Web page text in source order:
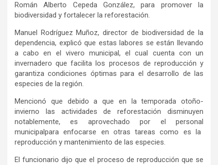
Román Alberto Cepeda González,para promover la
biodiversidad y fortalecer la reforestación.
Manuel Rodríguez Muñoz, director de biodiversidad de la
dependencia, explicó que estas labores se están llevando
a cabo en el vivero municipal, el cual cuenta con un
invernadero que facilita los procesos de reproducción y
garantiza condiciones óptimas para el desarrollo de las
especies de la región.
Mencionó que debido a que en
la temporada otoño-
invierno las actividades de reforestación disminuyen
notablemente,es aprovechado por e l personal
municipalpara enfocarse en otras tareas como es
la
reproducción y mantenimiento de las especies.
El funcionariodijo que e l proceso de reproducción que se